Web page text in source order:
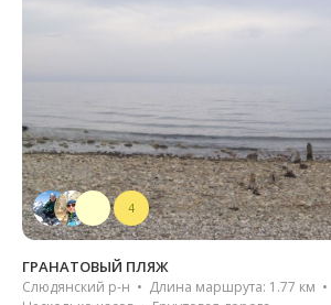
4
ГРАНАТОВЫЙ ПЛЯЖ
Слюдянский р-н • Длина маршрута: 1.77 км